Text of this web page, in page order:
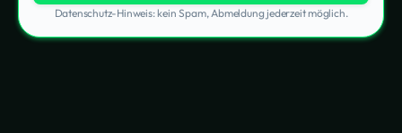
Datenschutz-Hinweis: kein Spam, Abmeldung jederzeit möglich.